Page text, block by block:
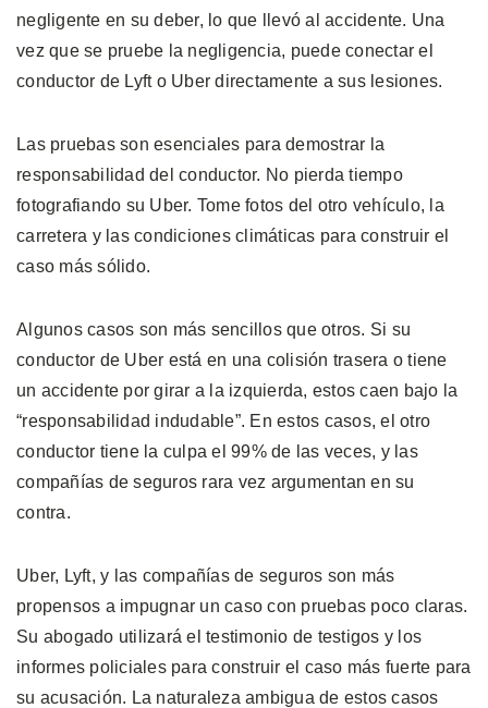
negligente en su deber, lo que llevó al accidente. Una
vez que se pruebe la negligencia, puede conectar el
conductor de Lyft o Uber directamente a sus lesiones.
Las pruebas son esenciales para demostrar la
responsabilidad del conductor. No pierda tiempo
fotografiando su Uber. Tome fotos del otro vehículo, la
carretera y las condiciones climáticas para construir el
caso más sólido.
Algunos casos son más sencillos que otros. Si su
conductor de Uber está en una colisión trasera o tiene
un accidente por girar a la izquierda, estos caen bajo la
“responsabilidad indudable”. En estos casos, el otro
conductor tiene la culpa el 99% de las veces, y las
compañías de seguros rara vez argumentan en su
contra.
Uber, Lyft, y las compañías de seguros son más
propensos a impugnar un caso con pruebas poco claras.
Su abogado utilizará el testimonio de testigos y los
informes policiales para construir el caso más fuerte para
su acusación. La naturaleza ambigua de estos casos